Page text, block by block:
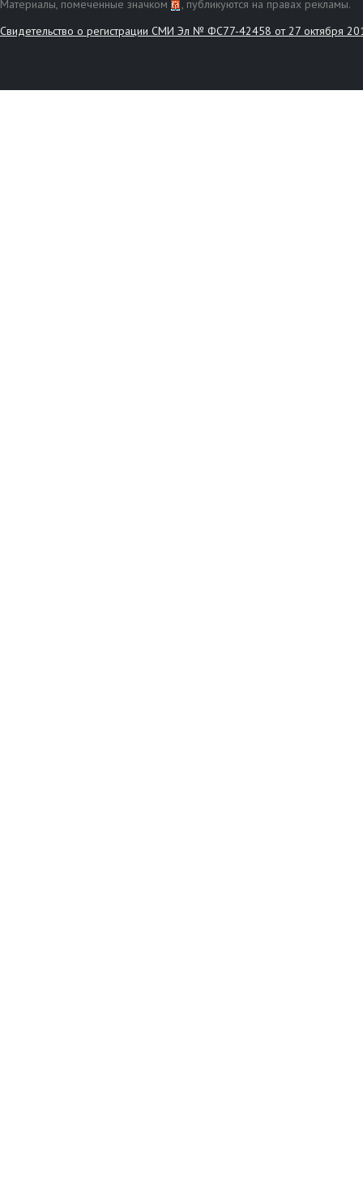
Материалы, помеченные значком
, публикуются на правах рекламы.
Свидетельство о регистрации СМИ Эл № ФС77-42458 от 27 октября